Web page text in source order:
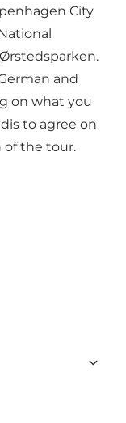
City
and
on what you
to agree on
of the tour.